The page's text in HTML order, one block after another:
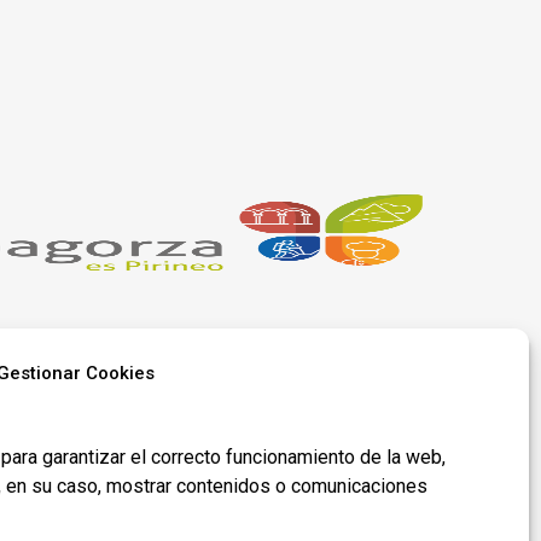
Cookies
garantizar el correcto funcionamiento de la web,
su caso, mostrar contenidos o comunicaciones
redes​